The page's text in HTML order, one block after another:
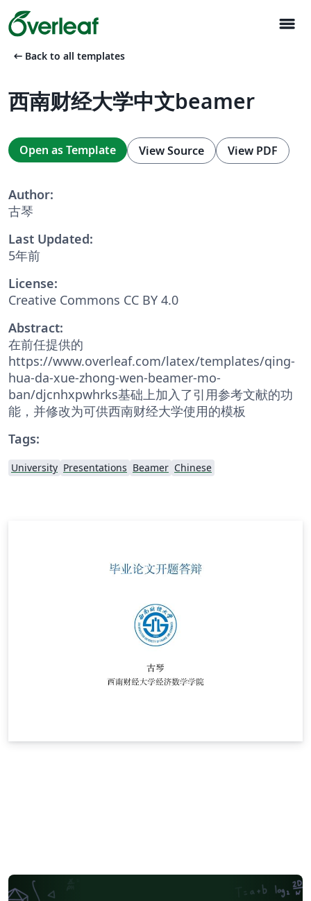
menu
arrow_left_alt Back to all templates
西南财经大学中文beamer
Open as Template View Source View PDF
Author:
古琴
Last Updated:
5年前
License:
Creative Commons CC BY 4.0
Abstract:
在前任提供的
https://www.overleaf.com/latex/templates/qing-
hua-da-xue-zhong-wen-beamer-mo-
ban/djcnhxpwhrks基础上加入了引用参考文献的功
能，并修改为可供西南财经大学使用的模板
Tags:
University Presentations Beamer Chinese